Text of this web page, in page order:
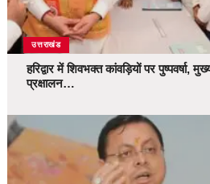
उत्तराखंड
हरिद्वार में शिवभक्त कांवड़ियों पर पुष्पवर्षा,
प्रक्षालन…